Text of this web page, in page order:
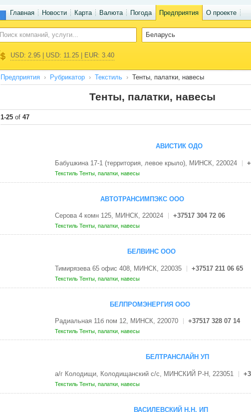
Главная Новости Карта Валюта Погода Предприятия О проекте
USD: 2.95 | USD: 11.25 | EUR: 3.40
Предприятия Рубрикатор Текстиль Тенты, палатки, навесы
Тенты, палатки, навесы
1-25of 47
АВИСТИК ОДО
Бабушкина 17-1 (территория, левое крыло), МИНСК, 220024
Текстиль Тенты, палатки, навесы
АВТОТРАНСИМПЭКС ООО
Серова 4 комн 125, МИНСК, 220024 +37517 304 72 06
Текстиль Тенты, палатки, навесы
БЕЛВИНС ООО
Тимирязева 65 офис 408, МИНСК, 220035 +37517 211 06 65
Текстиль Тенты, палатки, навесы
БЕЛПРОМЭНЕРГИЯ ООО
Радиальная 11б пом 12, МИНСК, 220070 +37517 328 07 14
Текстиль Тенты, палатки, навесы
БЕЛТРАНСЛАЙН УП
а/г Колодищи, Колодищанский с/с, МИНСКИЙ Р-Н, 223051
Текстиль Тенты, палатки, навесы
ВАСИЛЕВСКИЙ Н.Н. ИП